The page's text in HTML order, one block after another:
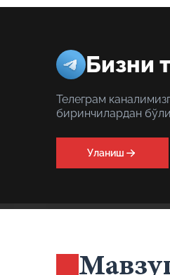
Бизни
Телеграм
биринчилардан
Уланиш